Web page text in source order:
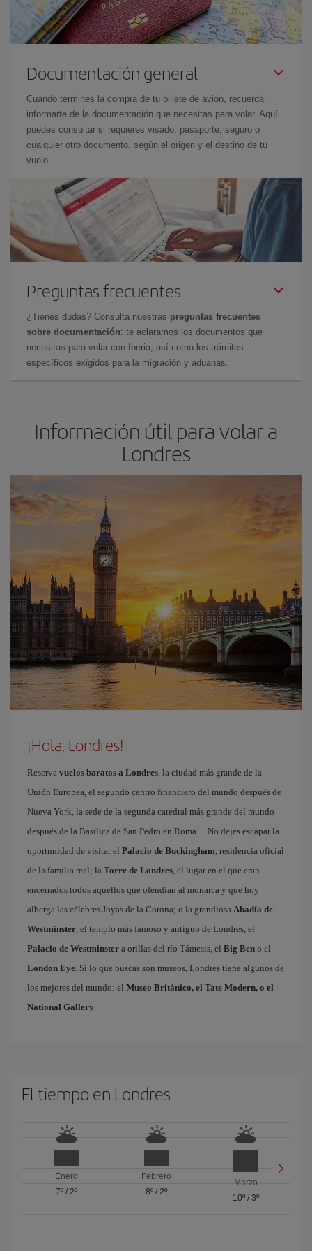
Documentación general
Cuando termines la compra de tu billete de avión, recuerda
informarte de la documentación que necesitas para volar. Aquí
puedes consultar si requieres visado, pasaporte, seguro o
cualquier otro documento, según el origen y el destino de tu
vuelo.
Preguntas frecuentes
¿Tienes dudas? Consulta nuestras preguntas frecuentes
sobre documentación: te aclaramos los documentos que
necesitas para volar con Iberia, así como los trámites
específicos exigidos para la migración y aduanas.
Información útil para volar a
Londres
¡Hola, Londres!
Reserva vuelos baratos a Londres , la ciudad más grande de la
Unión Europea, el segundo centro financiero del mundo después de
Nueva York, la sede de la segunda catedral más grande del mundo
después de la Basílica de San Pedro en Roma… No dejes escapar la
oportunidad de visitar el Palacio de Buckingham , residencia oficial
de la familia real; la Torre de Londres , el lugar en el que eran
encerrados todos aquellos que ofendían al monarca y que hoy
alberga las célebres Joyas de la Corona; o la grandiosa Abadía de
Westminster , el templo más famoso y antiguo de Londres, el
Palacio de Westminster a orillas del río Támesis, el Big Ben o el
London Eye . Si lo que buscas son museos, Londres tiene algunos de
los mejores del mundo: el Museo Británico, el Tate Modern, o el
National Gallery
El tiempo en Londres
Enero
7º/ 2º
Febrero
8º/ 2º
Marzo
10º/ 3º